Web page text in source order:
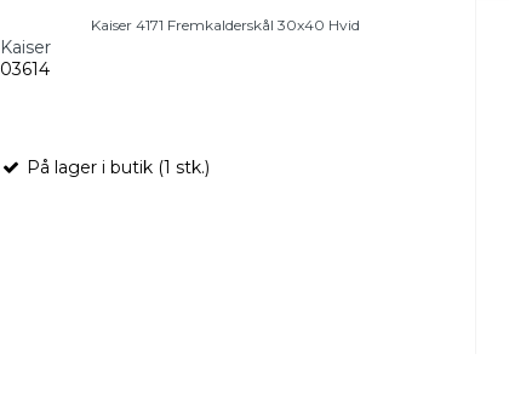
Kaiser 4171 Fremkalderskål 30x40 Hvid
Kaiser
03614
På lager i butik (1 stk.)